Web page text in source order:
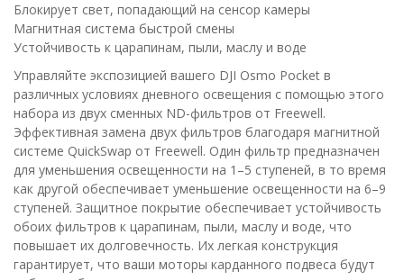
Блокирует свет, попадающий на сенсор камеры
Магнитная система быстрой смены
Устойчивость к царапинам, пыли, маслу и воде
Управляйте экспозицией вашего DJI Osmo Pocket в
различных условиях дневного освещения с помощью этого
набора из двух сменных ND-фильтров от Freewell.
Эффективная замена двух фильтров благодаря магнитной
системе QuickSwap от Freewell. Один фильтр предназначен
для уменьшения освещенности на 1–5 ступеней, в то время
как другой обеспечивает уменьшение освещенности на 6–9
ступеней. Защитное покрытие обеспечивает устойчивость
обоих фильтров к царапинам, пыли, маслу и воде, что
повышает их долговечность. Их легкая конструкция
гарантирует, что ваши моторы карданного подвеса будут